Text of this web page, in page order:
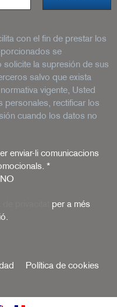
con el fin de prestar los
se
solicite la supresión de sus
salvo que exista
vigente, Usted
personales, rectificar los
cuando los datos no
enviar-li comunicacions
*
per a més
Política de cookies